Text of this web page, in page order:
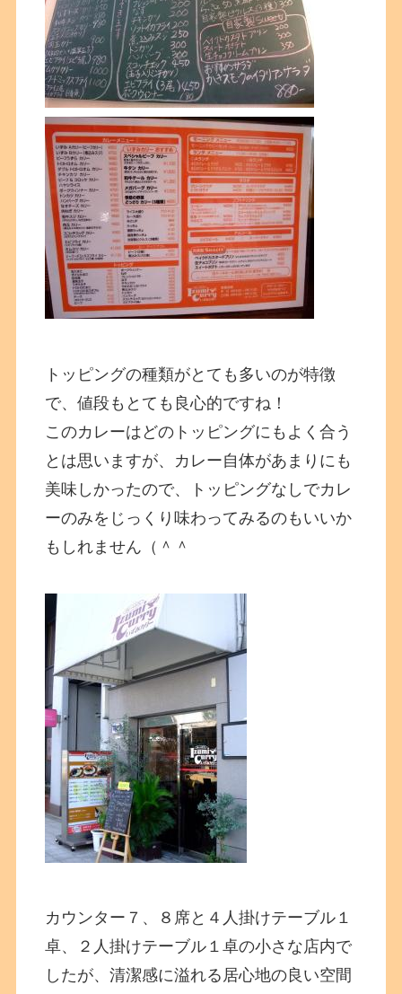
トッピングの種類がとても多いのが特徴
で、値段もとても良心的ですね！
このカレーはどのトッピングにもよく合う
とは思いますが、カレー自体があまりにも
美味しかったので、トッピングなしでカレ
ーのみをじっくり味わってみるのもいいか
もしれません（＾＾
カウンター７、８席と４人掛けテーブル１
卓、２人掛けテーブル１卓の小さな店内で
したが、清潔感に溢れる居心地の良い空間